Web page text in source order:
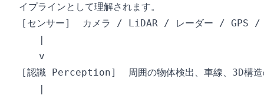
イプラインとして理解されます。